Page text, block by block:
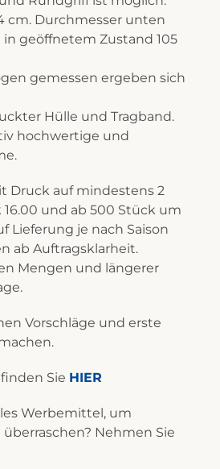
cm. Durchmesser unten
geöffnetem Zustand 105
gemessen ergeben sich
Hülle und Tragband.
hochwertige und
Druck auf mindestens 2
16.00 und ab 500 Stück um
Lieferung je nach Saison
ab Auftragsklarheit.
Mengen und längerer
Vorschläge und erste
Sie HIER
Werbemittel, um
Nehmen Sie